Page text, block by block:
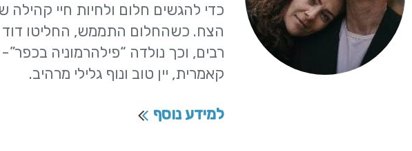
כדי להגשים חלום ולחיות חיי קהילה
הצח. כשהחלום התממש, החליטו דוד
רבים, וכך נולדה “פילהרמוניה
קאמרית, יין טוב ונוף גלילי מרהיב.
למידע נוסף